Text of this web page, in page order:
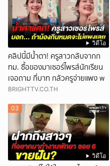
วิดีโอ
คลิปนี้มีน้ำตา! ครูสาวกลับจากก
ทม. ซื้อของมาเซอร์ไพรส์นักเรียน
เจอถาม กี่บาท กลัวครูจ่ายแพง w
BRIGHTTV.CO.TH
วิดีโอ
03